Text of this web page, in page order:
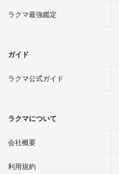
ラクマ最強鑑定
ガイド
ラクマ公式ガイド
ラクマについて
会社概要
利用規約